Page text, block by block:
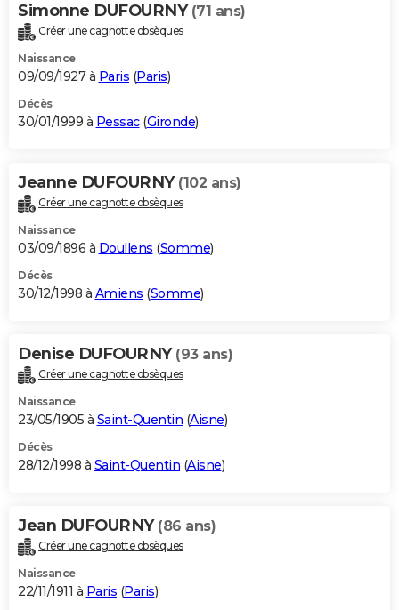
Simonne DUFOURNY (71 ans)
Créer une cagnotte obsèques
Naissance
09/09/1927 à Paris (Paris)
Décès
30/01/1999 à Pessac(Gironde)
Jeanne DUFOURNY (102 ans)
Créer une cagnotte obsèques
Naissance
03/09/1896 à Doullens (Somme)
Décès
30/12/1998 à Amiens (Somme)
Denise DUFOURNY (93 ans)
Créer une cagnotte obsèques
Naissance
23/05/1905 à Saint-Quentin (Aisne)
Décès
28/12/1998 à Saint-Quentin (Aisne)
Jean DUFOURNY (86 ans)
Créer une cagnotte obsèques
Naissance
22/11/1911 à Paris (Paris)